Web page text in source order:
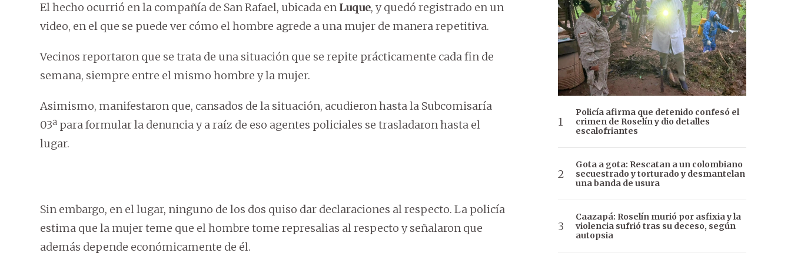
El hecho ocurrió en la compañía de San Rafael, ubicada en Luque, y quedó registrado en un
video, en el que se puede ver cómo el hombre agrede a una mujer de manera repetitiva.
Vecinos reportaron que se trata de una situación que se repite prácticamente cada fin de
semana, siempre entre el mismo hombre y la mujer.
Asimismo, manifestaron que, cansados de la situación, acudieron hasta la Subcomisaría
03ª para formular la denuncia y a raíz de eso agentes policiales se trasladaron hasta el
lugar.
Sin embargo, en el lugar, ninguno de los dos quiso dar declaraciones al respecto. La policía
estima que la mujer teme que el hombre tome represalias al respecto y señalaron que
además depende económicamente de él.
Policía afirma que detenido confesó el
crimen de Roselín y dio detalles
escalofriantes
Gota a gota: Rescatan a un colombiano
secuestrado y torturado y desmantelan
una banda de usura
Caazapá: Roselín murió por asfixia y la
violencia sufrió tras su deceso, según
autopsia